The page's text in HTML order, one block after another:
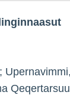
Upernavimmi,